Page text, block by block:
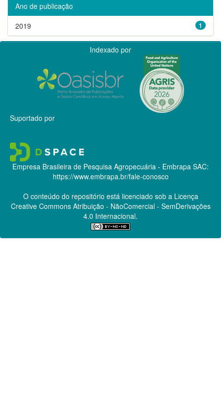
Ano de publicação
1
2019
Indexado por
Suportado por
Empresa Brasileira de Pesquisa Agropecuária - Embrapa SAC:
https://www.embrapa.br/fale-conosco
O conteúdo do repositório está licenciado sob a Licença
Creative CommonsAtribuição - NãoComercial - SemDerivações
4.0 Internacional.